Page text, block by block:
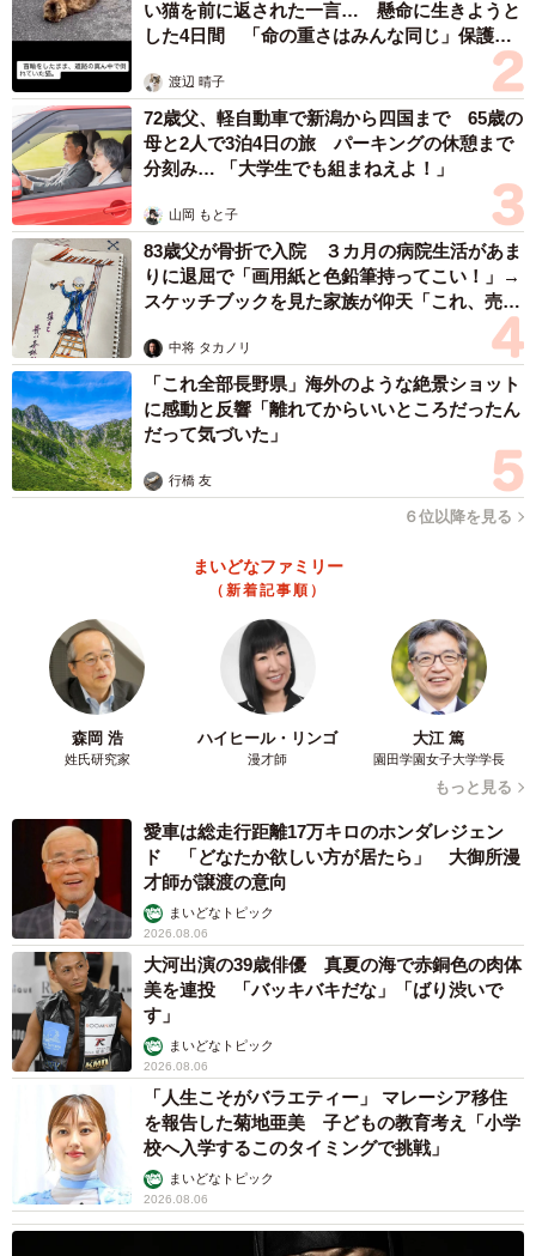
い猫を前に返された一言… 懸命に生きようと
した4日間 「命の重さはみんな同じ」保護団
渡辺 晴子
72歳父、軽自動車で新潟から四国まで 65歳の
母と2人で3泊4日の旅 パーキングの休憩まで
分刻み… 「大学生でも組まねえよ！」
山岡 もと子
83歳父が骨折で入院 ３カ月の病院生活があま
りに退屈で「画用紙と色鉛筆持ってこい！」→
スケッチブックを見た家族が仰天「これ、売れ
中将 タカノリ
「これ全部長野県」海外のような絶景ショット
に感動と反響「離れてからいいところだったん
だって気づいた」
行橋 友
６位以降を見る
まいどなファミリー
（新着記事順）
森岡 浩
姓氏研究家
ハイヒール・リンゴ
漫才師
大江 篤
園田学園女子大学学長
もっと見る
愛車は総走行距離17万キロのホンダレジェン
ド 「どなたか欲しい方が居たら」 大御所漫
才師が譲渡の意向
まいどなトピック
2026.08.06
大河出演の39歳俳優 真夏の海で赤銅色の肉体
美を連投 「バッキバキだな」「ばり渋いで
す」
まいどなトピック
2026.08.06
「人生こそがバラエティー」 マレーシア移住
を報告した菊地亜美 子どもの教育考え「小学
校へ入学するこのタイミングで挑戦」
まいどなトピック
2026.08.06